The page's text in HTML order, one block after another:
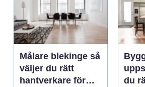
Målare blekinge så
väljer du rätt
hantverkare för
uppsala
du